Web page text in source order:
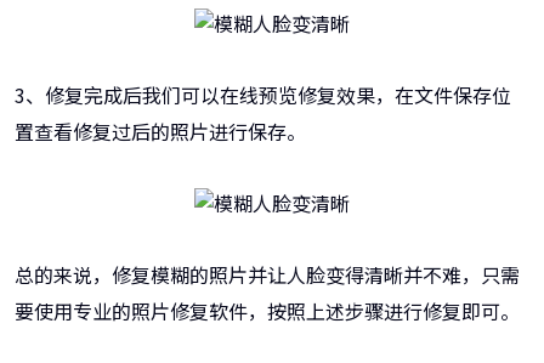
3、修复完成后我们可以在线预览修复效果，在文件保存位
置查看修复过后的照片进行保存。
总的来说，修复模糊的照片并让人脸变得清晰并不难，只需
要使用专业的照片修复软件，按照上述步骤进行修复即可。